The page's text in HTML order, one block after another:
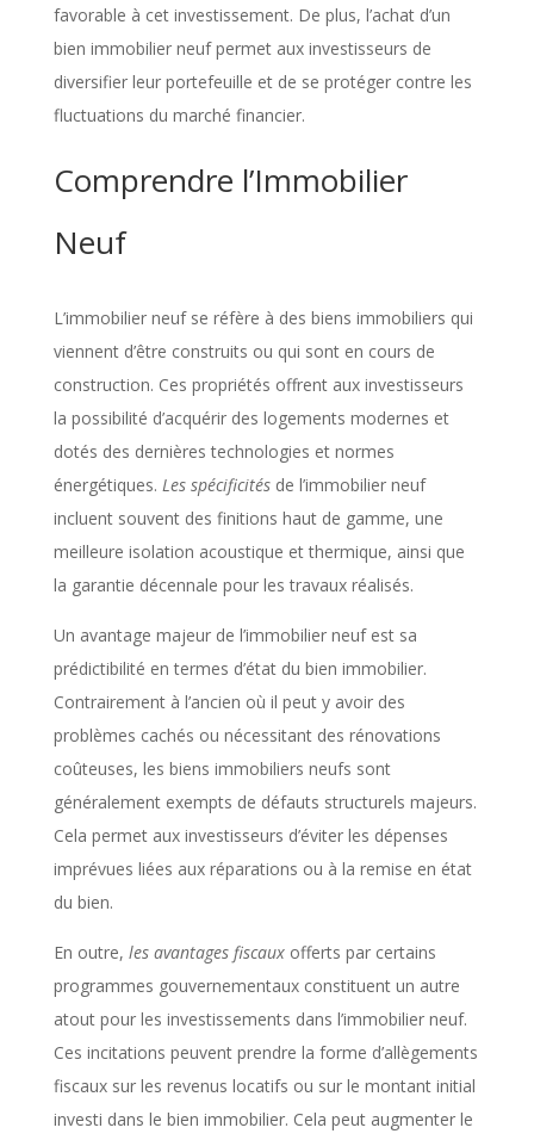
favorable à cet investissement. De plus, l’achat d’un
bien immobilier neuf permet aux investisseurs de
diversifier leur portefeuille et de se protéger contre les
fluctuations du marché financier.
Comprendre l’Immobilier
Neuf
L’immobilier neuf se réfère à des biens immobiliers qui
viennent d’être construits ou qui sont en cours de
construction. Ces propriétés offrent aux investisseurs
la possibilité d’acquérir des logements modernes et
dotés des dernières technologies et normes
énergétiques. Les spécificitésde l’immobilier neuf
incluent souvent des finitions haut de gamme, une
meilleure isolation acoustique et thermique, ainsi que
la garantie décennale pour les travaux réalisés.
Un avantage majeur de l’immobilier neuf est sa
prédictibilité en termes d’état du bien immobilier.
Contrairement à l’ancien où il peut y avoir des
problèmes cachés ou nécessitant des rénovations
coûteuses, les biens immobiliers neufs sont
généralement exempts de défauts structurels majeurs.
Cela permet aux investisseurs d’éviter les dépenses
imprévues liées aux réparations ou à la remise en état
du bien.
En outre, les avantages fiscauxofferts par certains
programmes gouvernementaux constituent un autre
atout pour les investissements dans l’immobilier neuf.
Ces incitations peuvent prendre la forme d’allègements
fiscaux sur les revenus locatifs ou sur le montant initial
investi dans le bien immobilier. Cela peut augmenter le